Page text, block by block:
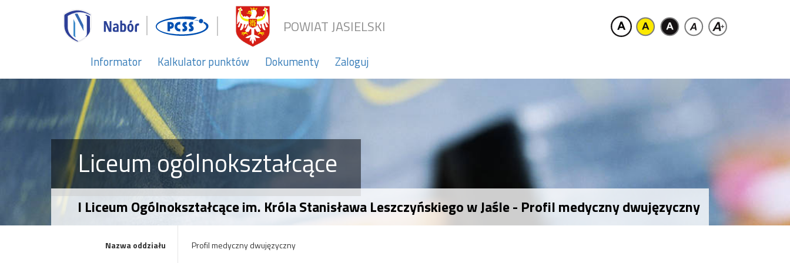
POWIAT JASIELSKI
Informator Kalkulator punktów Dokumenty Zaloguj
Liceum ogólnokształcące
I Liceum Ogólnokształcące im. Króla Stanisława Leszczyńskiego w Jaśle - Profil medyczny dwujęzyczny
Nazwa oddziału Profil medyczny dwujęzyczny